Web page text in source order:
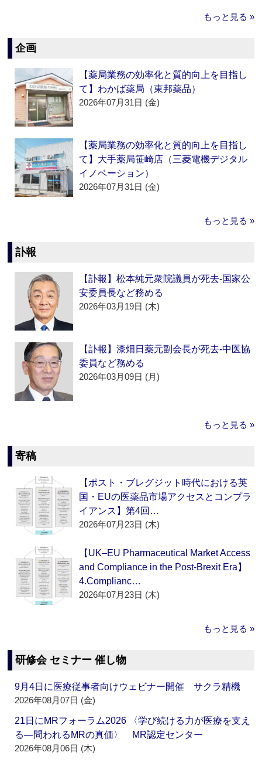
もっと見る »
企画
【薬局業務の効率化と質的向上を目指し
て】わかば薬局（東邦薬品）
2026年07月31日 (金)
【薬局業務の効率化と質的向上を目指し
て】大手薬局笹崎店（三菱電機デジタル
イノベーション）
2026年07月31日 (金)
もっと見る »
訃報
【訃報】松本純元衆院議員が死去‐国家公
安委員長など務める
2026年03月19日 (木)
【訃報】漆畑日薬元副会長が死去‐中医協
委員など務める
2026年03月09日 (月)
もっと見る »
寄稿
【ポスト・ブレグジット時代における英
国・EUの医薬品市場アクセスとコンプラ
イアンス】第4回…
2026年07月23日 (木)
【UK–EU Pharmaceutical Market Access
and Compliance in the Post-Brexit Era】
4.Complianc…
2026年07月23日 (木)
もっと見る »
研修会 セミナー 催し物
9月4日に医療従事者向けウェビナー開催 サクラ精機
2026年08月07日 (金)
21日にMRフォーラム2026 〈学び続ける力が医療を支え
る―問われるMRの真価〉 MR認定センター
2026年08月06日 (木)